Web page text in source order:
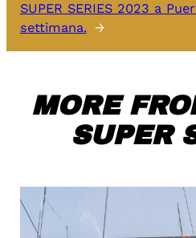
SUPER SERIES 2023 a
settimana. →
MORE
SUPER